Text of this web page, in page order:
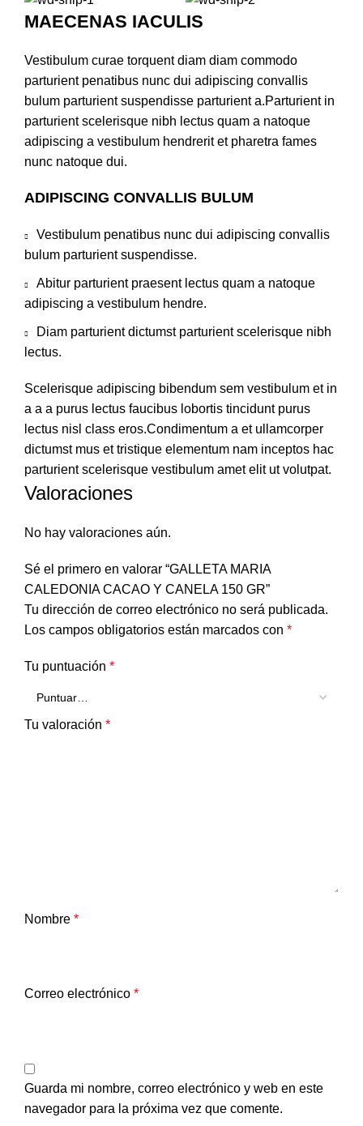
MAECENAS IACULIS
Vestibulum curae torquent diam diam commodo
parturient penatibus nunc dui adipiscing convallis
bulum parturient suspendisse parturient a.Parturient in
parturient scelerisque nibh lectus quam a natoque
adipiscing a vestibulum hendrerit et pharetra fames
nunc natoque dui.
ADIPISCING CONVALLIS BULUM
Vestibulum penatibus nunc dui adipiscing convallis
bulum parturient suspendisse.
Abitur parturient praesent lectus quam a natoque
adipiscing a vestibulum hendre.
Diam parturient dictumst parturient scelerisque nibh
lectus.
Scelerisque adipiscing bibendum sem vestibulum et in
a a a purus lectus faucibus lobortis tincidunt purus
lectus nisl class eros.Condimentum a et ullamcorper
dictumst mus et tristique elementum nam inceptos hac
parturient scelerisque vestibulum amet elit ut volutpat.
Valoraciones
No hay valoraciones aún.
Sé el primero en valorar “GALLETA MARIA
CALEDONIA CACAO Y CANELA 150 GR”
Tu dirección de correo electrónico no será publicada.
Los campos obligatorios están marcados con *
Tu puntuación *
Tu valoración *
Nombre *
Correo electrónico *
Guarda mi nombre, correo electrónico y web en este
navegador para la próxima vez que comente.